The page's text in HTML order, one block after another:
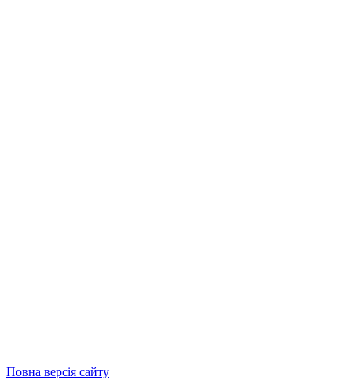
Повна версія сайту